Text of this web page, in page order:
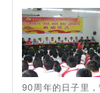
90周年的日子里